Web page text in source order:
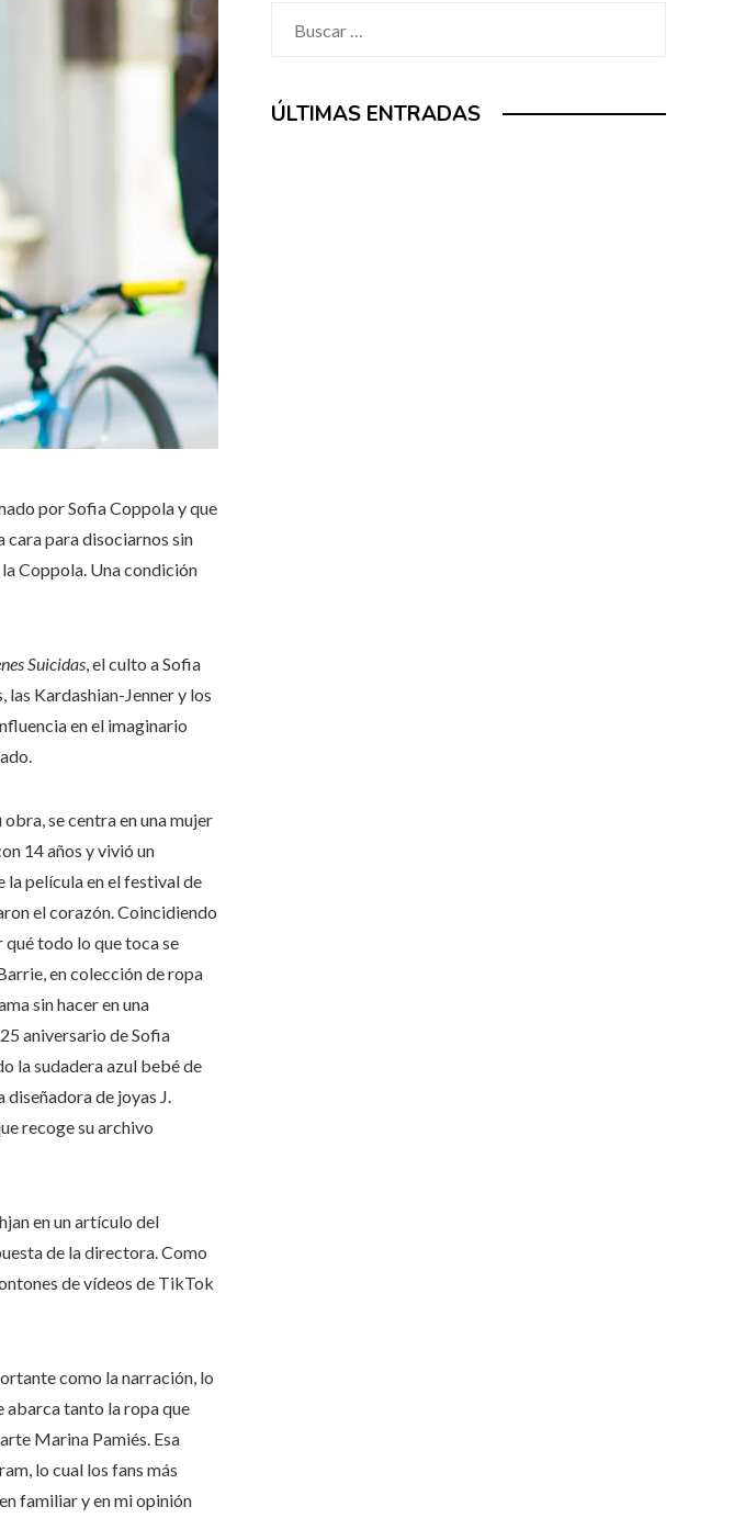
por Sofia Coppola y que
cara para disociarnos sin
Coppola. Una condición
Suicidas , el culto a Sofia
las Kardashian-Jenner y los
en el imaginario
se centra en una mujer
14 años y vivió un
la película en el festival de
el corazón. Coincidiendo
todo lo que toca se
en colección de ropa
sin hacer en una
aniversario de Sofia
la sudadera azul bebé de
de joyas J.
recoge su archivo
en un artículo del
de la directora. Como
de vídeos de TikTok
como la narración, lo
abarca tanto la ropa que
Marina Pamiés. Esa
lo cual los fans más
familiar y en mi opinión
ÚLTIMAS ENTRADAS